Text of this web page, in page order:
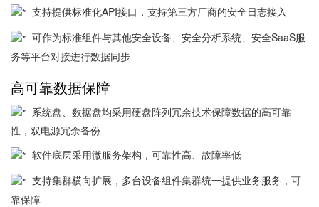
支持提供标准化API接口，支持第三方厂商的安全日志接入
可作为标准组件与其他安全设备、安全分析系统、安全SaaS服
务等平台对接进行数据同步
高可靠数据保障
系统盘、数据盘均采用硬盘阵列冗余技术保障数据的高可靠
性，双电源冗余备份
软件底层采用微服务架构，可靠性高、故障率低
支持集群横向扩展，多台设备组件集群统一提供业务服务，可
靠保障